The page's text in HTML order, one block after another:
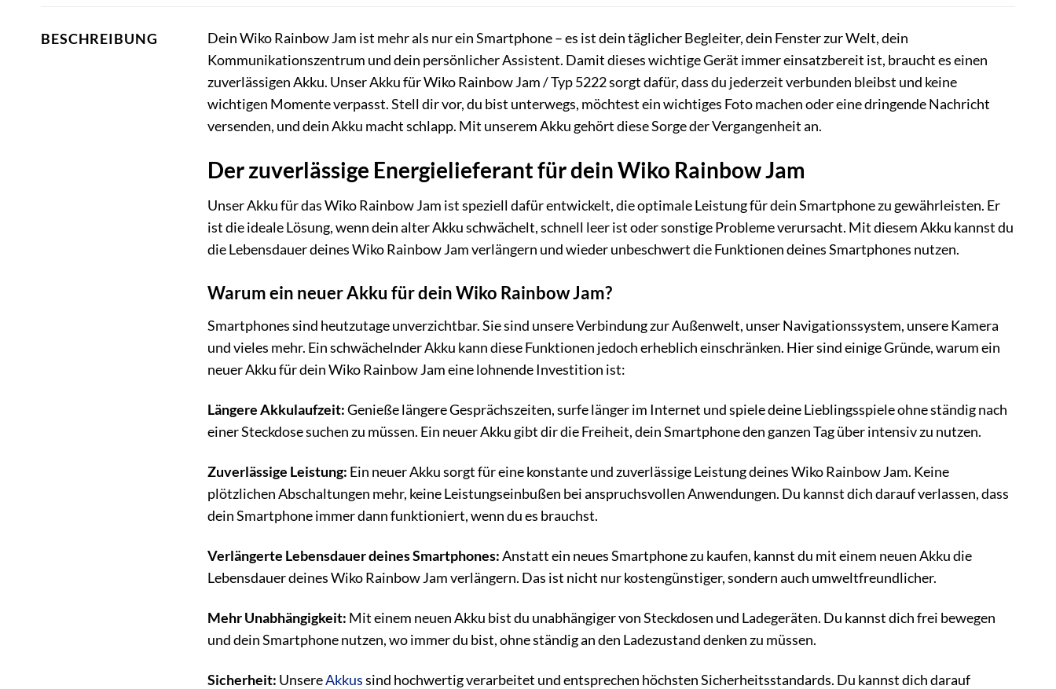
BESCHREIBUNG
Dein Wiko Rainbow Jam ist mehr als nur ein Smartphone – es ist dein täglicher Begleiter, dein Fenster zur Welt, dein
Kommunikationszentrum und dein persönlicher Assistent. Damit dieses wichtige Gerät immer einsatzbereit ist, braucht es einen
zuverlässigen Akku. Unser Akku für Wiko Rainbow Jam / Typ 5222 sorgt dafür, dass du jederzeit verbunden bleibst und keine
wichtigen Momente verpasst. Stell dir vor, du bist unterwegs, möchtest ein wichtiges Foto machen oder eine dringende Nachricht
versenden, und dein Akku macht schlapp. Mit unserem Akku gehört diese Sorge der Vergangenheit an.
Der zuverlässige Energielieferant für dein Wiko Rainbow Jam
Unser Akku für das Wiko Rainbow Jam ist speziell dafür entwickelt, die optimale Leistung für dein Smartphone zu gewährleisten. Er
ist die ideale Lösung, wenn dein alter Akku schwächelt, schnell leer ist oder sonstige Probleme verursacht. Mit diesem Akku kannst du
die Lebensdauer deines Wiko Rainbow Jam verlängern und wieder unbeschwert die Funktionen deines Smartphones nutzen.
Warum ein neuer Akku für dein Wiko Rainbow Jam?
Smartphones sind heutzutage unverzichtbar. Sie sind unsere Verbindung zur Außenwelt, unser Navigationssystem, unsere Kamera
und vieles mehr. Ein schwächelnder Akku kann diese Funktionen jedoch erheblich einschränken. Hier sind einige Gründe, warum ein
neuer Akku für dein Wiko Rainbow Jam eine lohnende Investition ist:
Längere Akkulaufzeit:Genieße längere Gesprächszeiten, surfe länger im Internet und spiele deine Lieblingsspiele ohne ständig nach
einer Steckdose suchen zu müssen. Ein neuer Akku gibt dir die Freiheit, dein Smartphone den ganzen Tag über intensiv zu nutzen.
Zuverlässige Leistung: Ein neuer Akku sorgt für eine konstante und zuverlässige Leistung deines Wiko Rainbow Jam. Keine
plötzlichen Abschaltungen mehr, keine Leistungseinbußen bei anspruchsvollen Anwendungen. Du kannst dich darauf verlassen, dass
dein Smartphone immer dann funktioniert, wenn du es brauchst.
Verlängerte Lebensdauer deines Smartphones:Anstatt ein neues Smartphone zu kaufen, kannst du mit einem neuen Akku die
Lebensdauer deines Wiko Rainbow Jam verlängern. Das ist nicht nur kostengünstiger, sondern auch umweltfreundlicher.
Mehr Unabhängigkeit: Mit einem neuen Akku bist du unabhängiger von Steckdosen und Ladegeräten. Du kannst dich frei bewegen
und dein Smartphone nutzen, wo immer du bist, ohne ständig an den Ladezustand denken zu müssen.
Sicherheit: UnsereAkkussind hochwertig verarbeitet und entsprechen höchsten Sicherheitsstandards. Du kannst dich darauf